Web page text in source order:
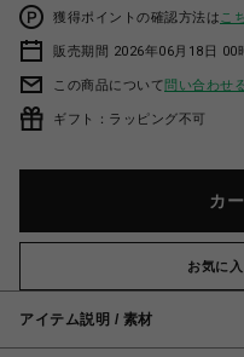
獲得ポイントの確認方法は こ
販売期間 2026年06月18日 00
この商品について問い合わせ
ギフト：ラッピング不可
カ
お気に
アイテム説明 / 素材